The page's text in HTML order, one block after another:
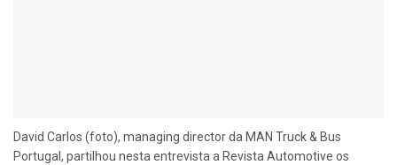
David Carlos (foto), managing director da MAN Truck & Bus
Portugal, partilhou nesta entrevista a Revista Automotive os